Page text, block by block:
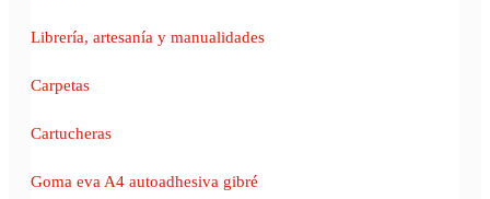
Librería, artesanía y manualidades
Carpetas
Cartucheras
Goma eva A4 autoadhesiva gibré